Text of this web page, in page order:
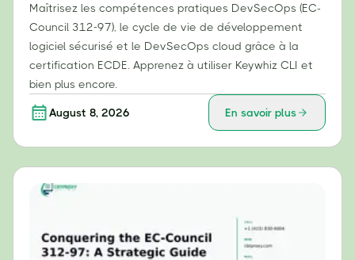
Maîtrisez les compétences pratiques DevSecOps (EC-
Council 312-97), le cycle de vie de développement
logiciel sécurisé et le DevSecOps cloud grâce à la
certification ECDE. Apprenez à utiliser Keywhiz CLI et
bien plus encore.
August 8, 2026 En savoir plus